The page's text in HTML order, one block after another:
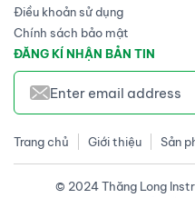
Điều khoản sử dụng
Chính sách bảo mật
ĐĂNG KÍ NHẬN BẢN TIN
Trang chủ Giới thiệu Sản
© 2024 Thăng Long